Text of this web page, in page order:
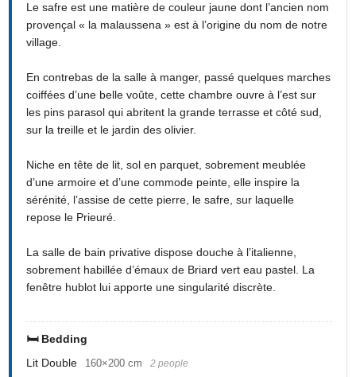
Le safre est une matière de couleur jaune dont l’ancien nom
provençal « la malaussena » est à l’origine du nom de notre
village.
En contrebas de la salle à manger, passé quelques marches
coiffées d’une belle voûte, cette chambre ouvre à l’est sur
les pins parasol qui abritent la grande terrasse et côté sud,
sur la treille et le jardin des olivier.
Niche en tête de lit, sol en parquet, sobrement meublée
d’une armoire et d’une commode peinte, elle inspire la
sérénité, l’assise de cette pierre, le safre, sur laquelle
repose le Prieuré.
La salle de bain privative dispose douche à l’italienne,
sobrement habillée d’émaux de Briard vert eau pastel. La
fenêtre hublot lui apporte une singularité discrète.
🛏️ Bedding
Lit Double
160×200 cm 2 people